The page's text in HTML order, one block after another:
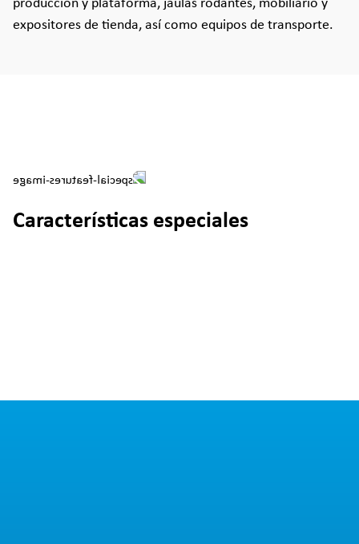
producción y plataforma, jaulas rodantes, mobiliario y
expositores de tienda, así como equipos de transporte.
Características especiales